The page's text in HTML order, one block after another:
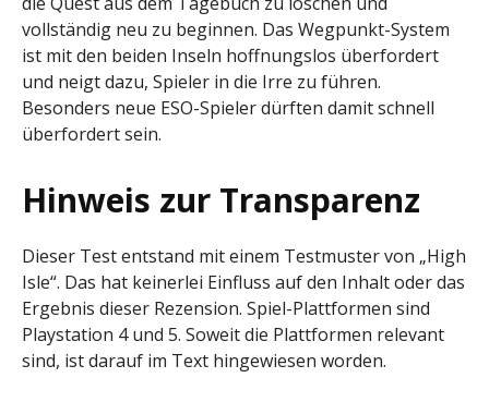
vollständig neu zu beginnen. Das Wegpunkt-System
ist mit den beiden Inseln hoffnungslos überfordert
und neigt dazu, Spieler in die Irre zu führen.
Besonders neue ESO-Spieler dürften damit schnell
überfordert sein.
Hinweis zur Transparenz
Dieser Test entstand mit einem Testmuster von „High
Isle“. Das hat keinerlei Einfluss auf den Inhalt oder das
Ergebnis dieser Rezension. Spiel-Plattformen sind
Playstation 4 und 5. Soweit die Plattformen relevant
sind, ist darauf im Text hingewiesen worden.